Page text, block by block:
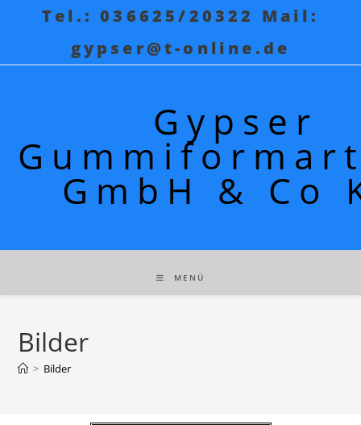
Tel.: 036625/20322 Mail:
gypser@t-online.de
Gypser
GmbH & Co
MENÜ
Bilder
> Bilder